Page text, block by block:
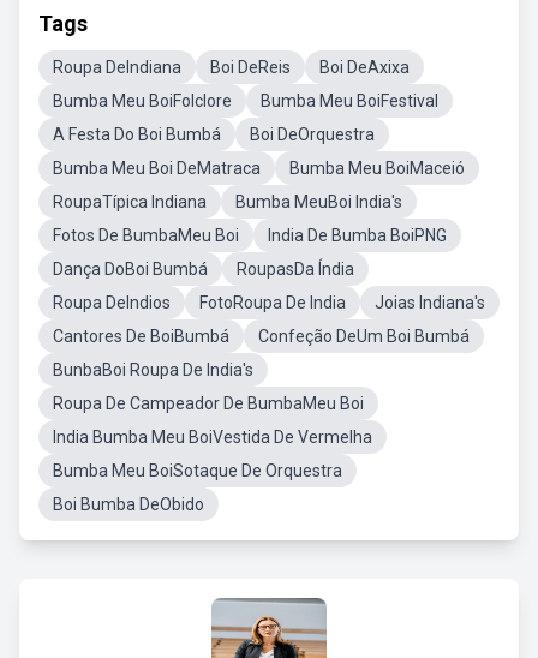
Tags
Roupa DeIndiana Boi DeReis
Boi DeAxixa
Bumba Meu BoiFolclore
Bumba Meu BoiFestival
A Festa Do Boi Bumbá
Boi DeOrquestra
Bumba Meu Boi DeMatraca
Bumba Meu BoiMaceió
RoupaTípica Indiana
Bumba MeuBoi India's
Fotos De BumbaMeu Boi
India De Bumba BoiPNG
Dança DoBoi Bumbá
RoupasDa Índia
Roupa DeIndios
FotoRoupa De India
Joias Indiana's
Cantores De BoiBumbá
Confeção DeUm Boi Bumbá
BunbaBoi Roupa De India's
Roupa De Campeador De BumbaMeu Boi
India Bumba Meu BoiVestida De Vermelha
Bumba Meu BoiSotaque De Orquestra
Boi Bumba DeObido